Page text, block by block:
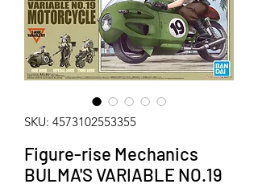
WECHAT 微信諮詢
SKU: 4573102553355
Figure-rise Mechanics
BULMA'S VARIABLE NO.19